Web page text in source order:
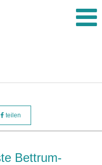
teilen
Bettrum-